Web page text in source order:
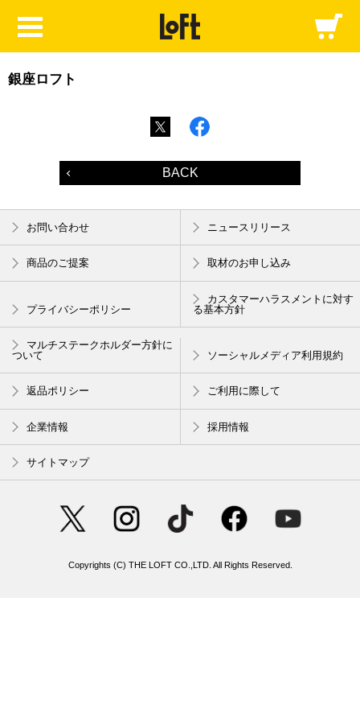
銀座ロフト
BACK
お問い合わせ ニュースリリース
商品のご提案 取材のお申し込み
プライバシーポリシー
カスタマーハラスメントに対す
る基本方針
マルチステークホルダー方針に
ついて
ソーシャルメディア利用規約
返品ポリシー ご利用に際して
企業情報 採用情報
サイトマップ
Copyrights (C) THE LOFT CO.,LTD. All Rights Reserved.